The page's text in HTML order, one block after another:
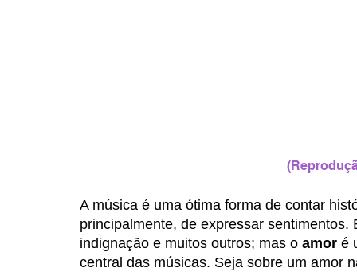
A música é uma ótima forma de contar
principalmente, de expressar
indignação e muitos outros; mas o amor é
central das músicas. Seja sobre um amor